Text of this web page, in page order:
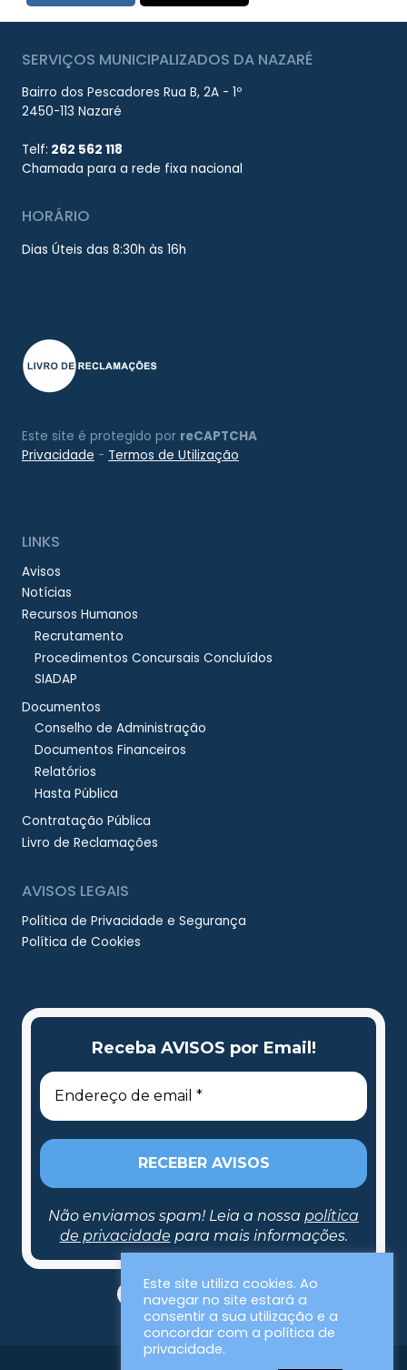
Receba AVISOS por Email!
SERVIÇOS MUNICIPALIZADOS DA NAZARÉ
Bairro dos Pescadores Rua B, 2A - 1º
2450-113 Nazaré
Telf: 262 562 118
Chamada para a rede fixa nacional
HORÁRIO
Dias Úteis das 8:30h às 16h
Este site é protegido por reCAPTCHA
Privacidade - Termos de Utilização
LINKS
Avisos
Notícias
Recursos Humanos
Recrutamento
Procedimentos Concursais Concluídos
SIADAP
Documentos
Conselho de Administração
Documentos Financeiros
Relatórios
Hasta Pública
Contratação Pública
Livro de Reclamações
AVISOS LEGAIS
Política de Privacidade e Segurança
Política de Cookies
Receba AVISOS por Email!
Não enviamos spam! Leia a nossa política
de privacidade para mais informações.
Este site utiliza cookies. Ao
navegar no site estará a
consentir a sua utilização e a
concordar com a política de
privacidade.